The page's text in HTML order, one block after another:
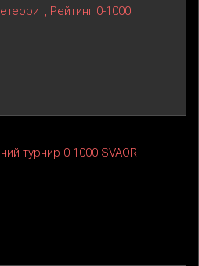
Рейтинг 0-1000
турнир 0-1000 SVAOR